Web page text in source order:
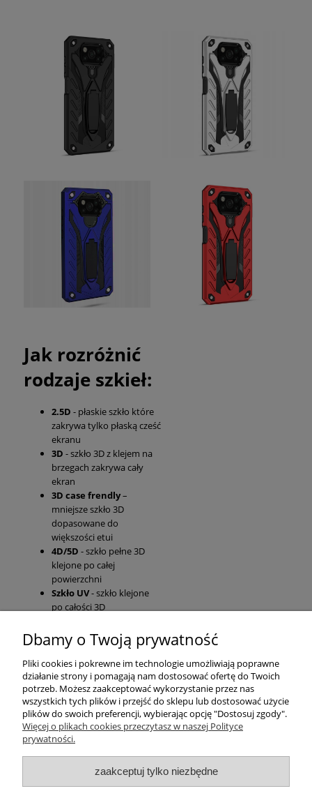
Jak rozróżnić
rodzaje szkieł:
2.5D - płaskie szkło które
zakrywa tylko płaską cześć
ekranu
3D - szkło 3D z klejem na
brzegach zakrywa cały
ekran
3D case frendly–
mniejsze szkło 3D
dopasowane do
większości etui
4D/5D - szkło pełne 3D
klejone po całej
powierzchni
Szkło UV- szkło klejone
po całości 3D
Pomoc
Moje konto
Płatności i dostawa
O nas
Dbamy o Twoją prywatność
Pliki cookies i pokrewne im technologie umożliwiają poprawne
działanie strony i pomagają nam dostosować ofertę do Twoich
potrzeb. Możesz zaakceptować wykorzystanie przez nas
wszystkich tych plików i przejść do sklepu lub dostosować użycie
plików do swoich preferencji, wybierając opcję "Dostosuj zgody".
Więcej o plikach cookies przeczytasz w naszej Polityce
prywatności.
zaakceptuj tylko niezbędne